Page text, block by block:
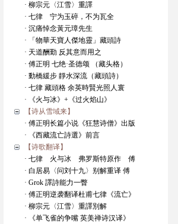
· 柳宗元〈江雪〉重譯
· 七律 宁为玉碎，不为瓦全
· 沉痛悼念黃元璋先生
· 「物華天寶人傑地靈」藏頭詩
· 天道酬勤 反其意而用之
· 傅正明 七绝·圣德颂 （藏头格）
· 動橋緩步 靜水深流（藏頭詩）
· 七律 藏頭格 余英時賢光照人寰
· 《火与冰》+《过火焰山》
【诗从雪域来】
· 傅正明长篇小说《狂慧诗僧》出版
· 《西藏流亡詩選》前言
【诗歌翻译】
· 七律 火与冰 弗罗斯特原作 傅
· 白居易〈问刘十九〉别解重译 傅
· Grok 譯詩能力一瞥
· 傅正明逆袭翻译杜甫七律《流亡》
· 柳宗元〈江雪〉重譯別解
· 《单飞雀的争嘴 英美禅诗汉译》